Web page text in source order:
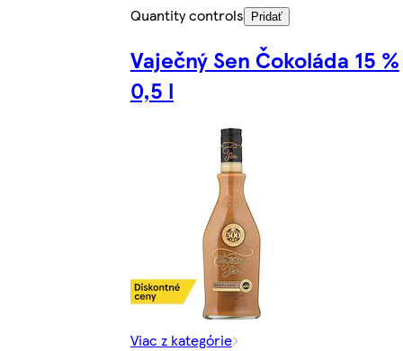
Quantity controls
Pridať
Vaječný Sen Čokoláda 15 %
0,5 l
Viac z kategórie